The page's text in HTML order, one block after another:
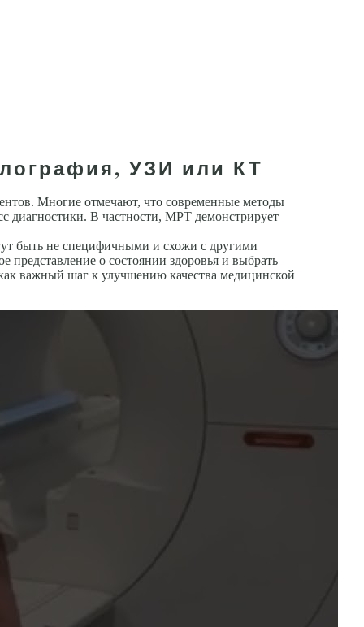
УЗИ или КТ
Многие отмечают, что современные методы
диагностики. В частности, МРТ демонстрирует
быть не специфичными и схожи с другими
о состоянии здоровья и выбрать
важный шаг к улучшению качества медицинской